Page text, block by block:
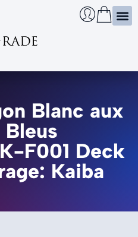
Blanc aux
Bleus
F001 Deck
Kaiba